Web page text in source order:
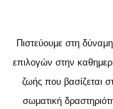
Πιστεύουμε στη
επιλογών στην
ζωής που βασίζεται
σωματική